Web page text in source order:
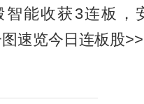
智能收获3连板，
速览今日连板股>>